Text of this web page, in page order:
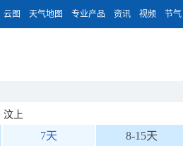
云图 天气地图 专业产品 资讯 视频 节气
汶上
7天 8-15天